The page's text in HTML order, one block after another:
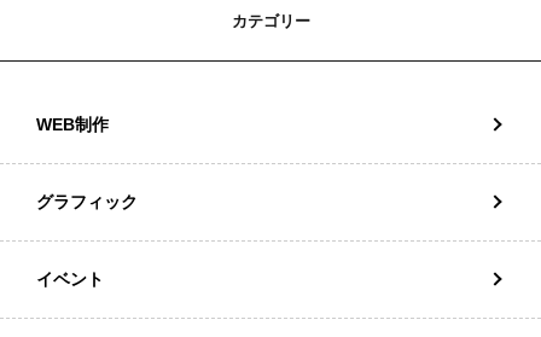
カテゴリー
WEB制作
グラフィック
イベント